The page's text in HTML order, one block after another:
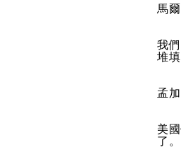
馬
我
堆填
孟
美
了。